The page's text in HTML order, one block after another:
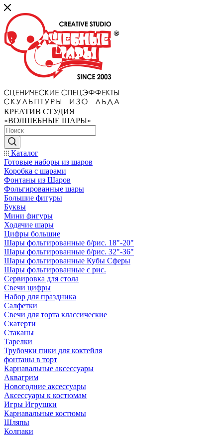
КРЕАТИВ СТУДИЯ
«ВОЛШЕБНЫЕ ШАРЫ»
Каталог
Готовые наборы из шаров
Коробка с шарами
Фонтаны из Шаров
Фольгированные шары
Большие фигуры
Буквы
Мини фигуры
Ходячие шары
Цифры большие
Шары фольгированные б/рис. 18"-20"
Шары фольгированные б/рис. 32"-36"
Шары фольгированные Кубы Сферы
Шары фольгированные с рис.
Сервировка для стола
Свечи цифры
Набор для праздника
Салфетки
Свечи для торта классические
Скатерти
Стаканы
Тарелки
Трубочки пики для коктейля
фонтаны в торт
Карнавальные аксессуары
Аквагрим
Новогодние аксессуары
Аксессуары к костюмам
Игры Игрушки
Карнавальные костюмы
Шляпы
Колпаки